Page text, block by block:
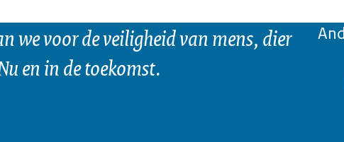
we voor de veiligheid van mens, dier
en in de toekomst.